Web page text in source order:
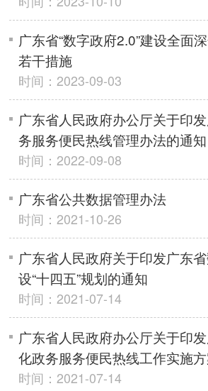
广东省“数字政府2.0”建设全面
若干措施
时间：2023-09-03
广东省人民政府办公厅关于印
务服务便民热线管理办法的通知
时间：2022-09-08
广东省公共数据管理办法
时间：2021-10-26
广东省人民政府关于印发广东
设“十四五”规划的通知
时间：2021-07-14
广东省人民政府办公厅关于印
化政务服务便民热线工作实施
时间：2021-07-14